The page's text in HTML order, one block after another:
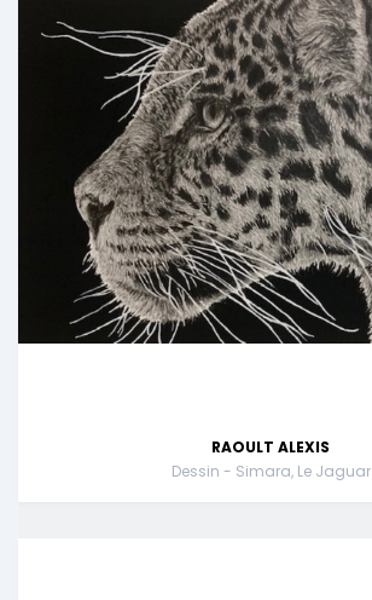
RAOULT ALEXIS
Dessin - Simara, Le Jaguar